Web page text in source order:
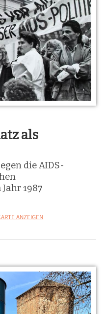
als
die AIDS-
1987
ANZEIGEN